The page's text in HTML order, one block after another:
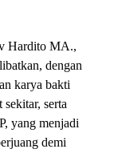
Hardito MA.,
dengan
karya bakti
serta
yang menjadi
demi